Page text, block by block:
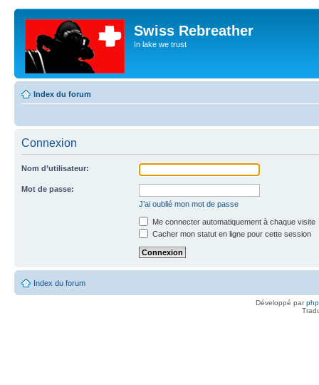
Swiss Rebreather
In lake we trust
Index du forum
Connexion
Nom d’utilisateur:
Mot de passe:
J’ai oublié mon mot de passe
Me connecter automatiquement à chaque visite
Cacher mon statut en ligne pour cette session
Index du forum
Développé par